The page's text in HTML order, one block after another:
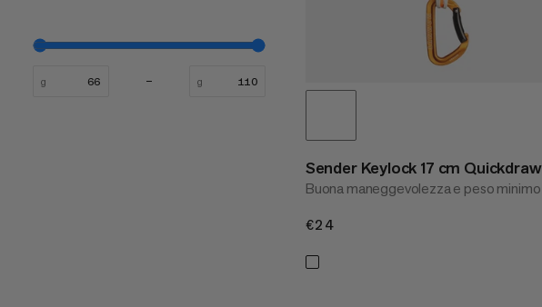
g g
Sender Keylock 17 cm Quickdraw
Buona maneggevolezza e peso minimo
€24